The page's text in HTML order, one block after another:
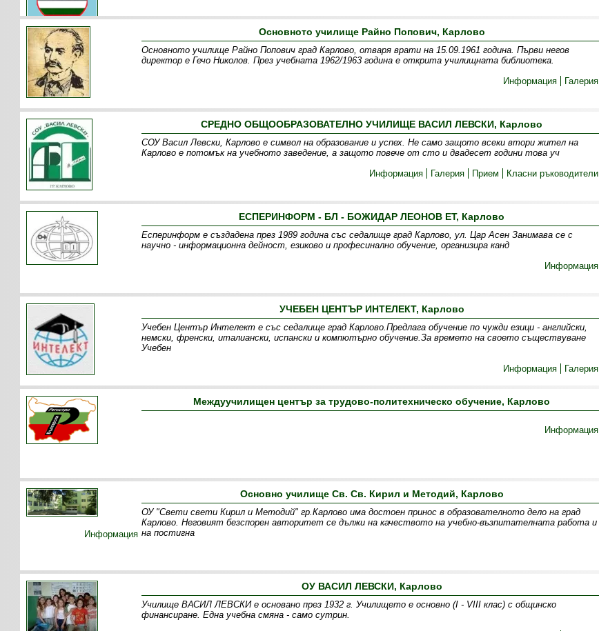
Основното училище Райно Попович, Карлово
Основното училище Райно Попович град Карлово, отваря врати на 15.09.1961 година. Първи негов
директор е Гечо Николов. През учебната 1962/1963 година е открита училищната библиотека.
Информация
Галерия
СРЕДНО ОБЩООБРАЗОВАТЕЛНО УЧИЛИЩЕ ВАСИЛ ЛЕВСКИ, Карлово
СОУ Васил Левски, Карлово е символ на образование и успех. Не само защото всеки втори жител на
Карлово е потомък на учебното заведение, а защото повече от сто и двадесет години това уч
Информация
Галерия Прием Класни ръководители
ЕСПЕРИНФОРМ - БЛ - БОЖИДАР ЛЕОНОВ ET, Карлово
Есперинформ е създадена през 1989 година със седалище град Карлово, ул. Цар Асен Занимава се с
научно - информационна дейност, езиково и професинално обучение, организира канд
Информация
УЧЕБЕН ЦЕНТЪР ИНТЕЛЕКТ, Карлово
Учебен Център Интелект е със седалище град Карлово.Предлага обучение по чужди езици - английски,
немски, френски, италиански, испански и компютърно обучение.За времето на своето съществуване
Учебен
Информация
Галерия
Междуучилищен център за трудово-политехническо обучение, Карлово
Информация
Основно училище Св. Св. Кирил и Методий, Карлово
ОУ "Свети свети Кирил и Методий" гр.Карлово има достоен принос в образователното дело на град
Карлово. Неговият безспорен авторитет се дължи на качеството на учебно-възпитателната работа и
на постигна
Информация
ОУ ВАСИЛ ЛЕВСКИ, Карлово
Училище ВАСИЛ ЛЕВСКИ е основано през 1932 г. Училището е основно (І - VІІІ клас) с общинско
финансиране. Една учебна смяна - само сутрин.